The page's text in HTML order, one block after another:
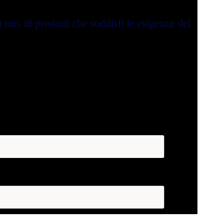
di prodotti che soddisfi le esigenze del